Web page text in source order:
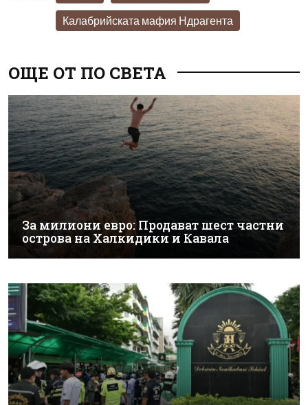
Калабрийската мафия Ндрагента
ОЩЕ ОТ ПО СВЕТА
За милиони евро: Продават шест частни
острова на Халкидики и Кавала